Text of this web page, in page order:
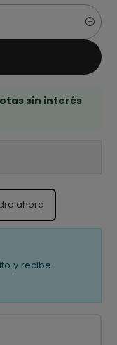
sin interés
ahora
y recibe